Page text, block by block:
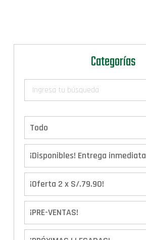
Categorías
Todo
¡Disponibles! Entrega inmediata
¡Oferta 2 x S/.79.90!
¡PRE-VENTAS!